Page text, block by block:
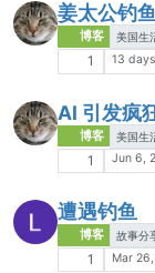
姜太公钓鱼
博客 美国生
1 13
AI 引发疯
博客 美国生
1 Jun 6,
遭遇钓鱼
博客 故事分
1 Mar